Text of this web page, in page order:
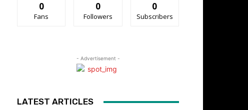
0
Fans
0
Followers
0
Subscribers
- Advertisement -
LATEST ARTICLES